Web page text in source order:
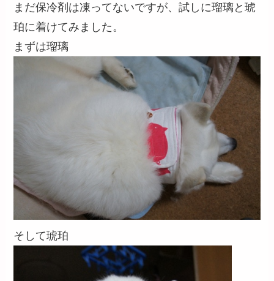
まだ保冷剤は凍ってないですが、試しに瑠璃と琥
珀に着けてみました。
まずは瑠璃
そして琥珀